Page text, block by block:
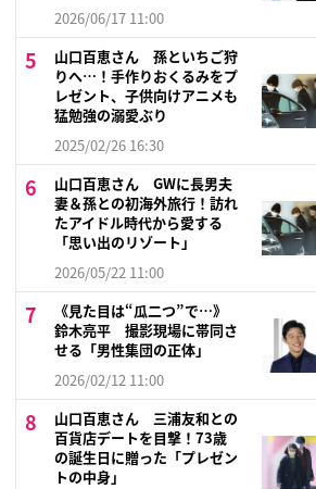
2026/06/17 11:00
山口百恵さん 孫といちご狩
りへ…！手作りおくるみをプ
レゼント、子供向けアニメも
猛勉強の溺愛ぶり
2025/02/26 16:30
山口百恵さん GWに長男夫
妻＆孫との初海外旅行！訪れ
たアイドル時代から愛する
「思い出のリゾート」
2026/05/22 11:00
《見た目は“瓜二つ”で…》
鈴木亮平 撮影現場に帯同さ
せる「男性集団の正体」
2026/02/12 11:00
山口百恵さん 三浦友和との
百貨店デートを目撃！73歳
の誕生日に贈った「プレゼン
トの中身」